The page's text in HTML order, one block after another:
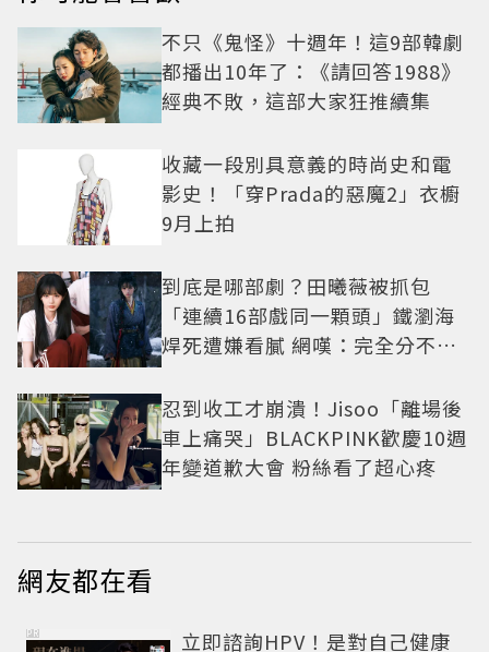
不只《鬼怪》十週年！這9部韓劇
都播出10年了：《請回答1988》
經典不敗，這部大家狂推續集
收藏一段別具意義的時尚史和電
影史！「穿Prada的惡魔2」衣櫥
9月上拍
到底是哪部劇？田曦薇被抓包
「連續16部戲同一顆頭」鐵瀏海
焊死遭嫌看膩 網嘆：完全分不出
忍到收工才崩潰！Jisoo「離場後
車上痛哭」BLACKPINK歡慶10週
年變道歉大會 粉絲看了超心疼
網友都在看
立即諮詢HPV！是對自己健康
PR